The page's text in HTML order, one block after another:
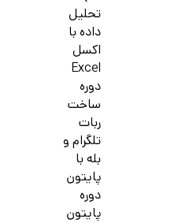
تحلیل
داده با
اکسل
Excel
دوره
ساخت
ربات
تلگرام و
بله با
پایتون
دوره
پایتون